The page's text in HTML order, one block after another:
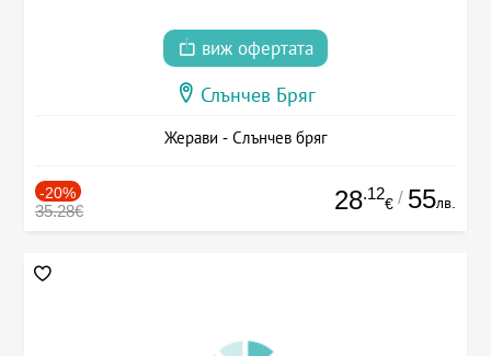
виж офертата
Слънчев Бряг
Жерави - Слънчев бряг
-20%
35.28€ 28.12
€ / 55лв.